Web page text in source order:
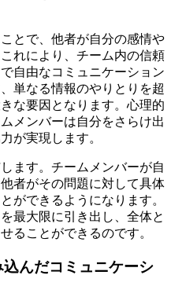
とで、他者が自分の感情や
れにより、チーム内の信頼
自由なコミュニケーション
単なる情報のやりとりを超
な要因となります。心理的
メンバーは自分をさらけ出
が実現します。
ます。チームメンバーが自
者がその問題に対して具体
ができるようになります。
最大限に引き出し、全体と
ることができるのです。
んだコミュニケーシ